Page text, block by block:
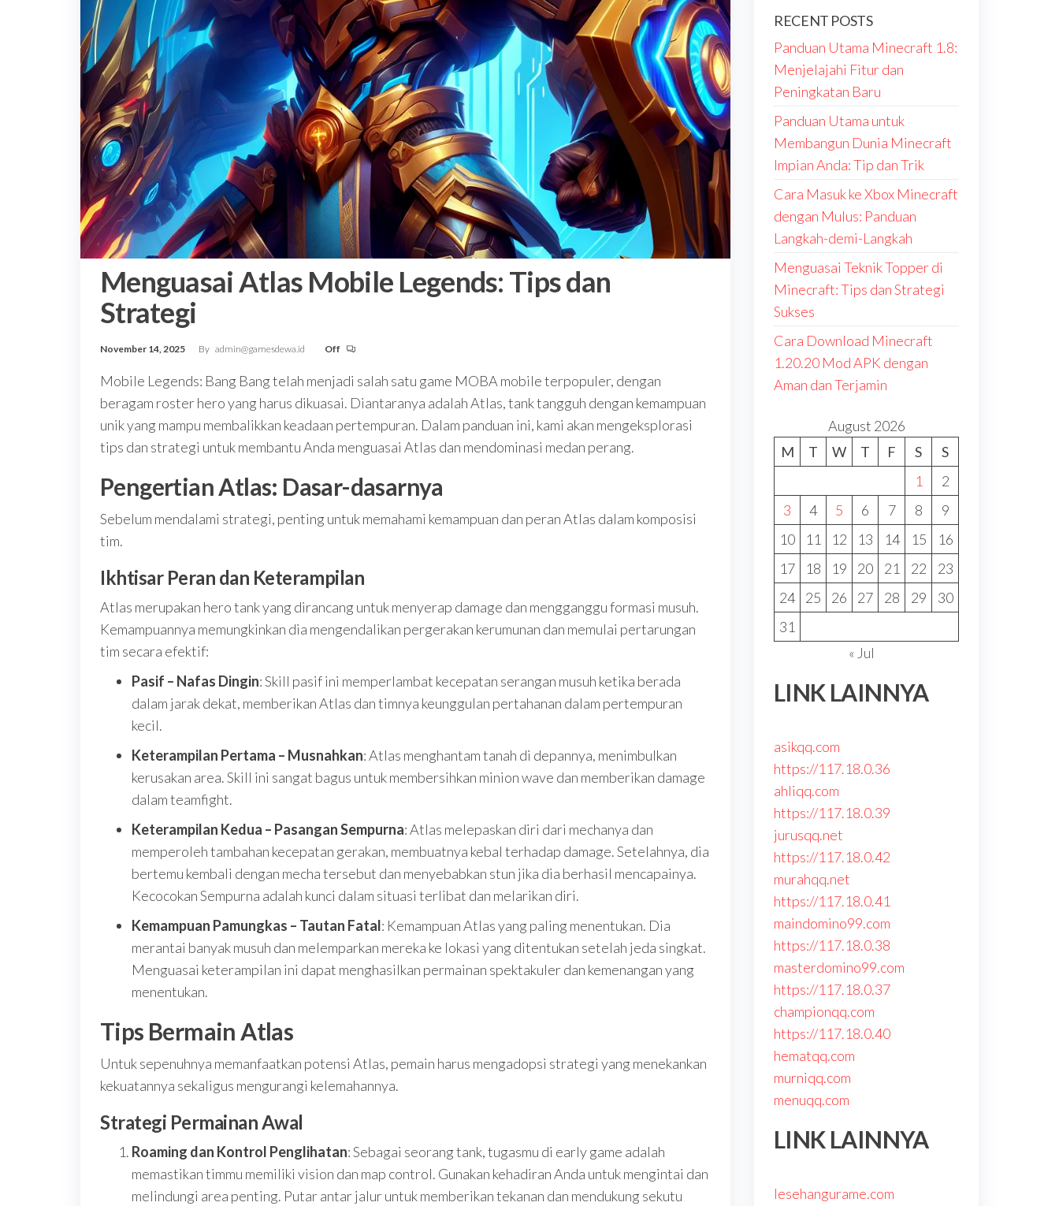
Menguasai Atlas Mobile Legends: Tips dan
Strategi
November 14, 2025 By admin@gamesdewa.id Off
Mobile Legends: Bang Bang telah menjadi salah satu game MOBA mobile terpopuler, dengan
beragam roster hero yang harus dikuasai. Diantaranya adalah Atlas, tank tangguh dengan kemampuan
unik yang mampu membalikkan keadaan pertempuran. Dalam panduan ini, kami akan mengeksplorasi
tips dan strategi untuk membantu Anda menguasai Atlas dan mendominasi medan perang.
Pengertian Atlas: Dasar-dasarnya
Sebelum mendalami strategi, penting untuk memahami kemampuan dan peran Atlas dalam komposisi
tim.
Ikhtisar Peran dan Keterampilan
Atlas merupakan hero tank yang dirancang untuk menyerap damage dan mengganggu formasi musuh.
Kemampuannya memungkinkan dia mengendalikan pergerakan kerumunan dan memulai pertarungan
tim secara efektif:
Pasif – Nafas Dingin: Skill pasif ini memperlambat kecepatan serangan musuh ketika berada
dalam jarak dekat, memberikan Atlas dan timnya keunggulan pertahanan dalam pertempuran
kecil.
Keterampilan Pertama – Musnahkan: Atlas menghantam tanah di depannya, menimbulkan
kerusakan area. Skill ini sangat bagus untuk membersihkan minion wave dan memberikan damage
dalam teamfight.
Keterampilan Kedua – Pasangan Sempurna: Atlas melepaskan diri dari mechanya dan
memperoleh tambahan kecepatan gerakan, membuatnya kebal terhadap damage. Setelahnya, dia
bertemu kembali dengan mecha tersebut dan menyebabkan stun jika dia berhasil mencapainya.
Kecocokan Sempurna adalah kunci dalam situasi terlibat dan melarikan diri.
Kemampuan Pamungkas – Tautan Fatal: Kemampuan Atlas yang paling menentukan. Dia
merantai banyak musuh dan melemparkan mereka ke lokasi yang ditentukan setelah jeda singkat.
Menguasai keterampilan ini dapat menghasilkan permainan spektakuler dan kemenangan yang
menentukan.
Tips Bermain Atlas
Untuk sepenuhnya memanfaatkan potensi Atlas, pemain harus mengadopsi strategi yang menekankan
kekuatannya sekaligus mengurangi kelemahannya.
Strategi Permainan Awal
Roaming dan Kontrol Penglihatan: Sebagai seorang tank, tugasmu di early game adalah
memastikan timmu memiliki vision dan map control. Gunakan kehadiran Anda untuk mengintai dan
melindungi area penting. Putar antar jalur untuk memberikan tekanan dan mendukung sekutu
RECENT POSTS
Panduan Utama Minecraft 1.8:
Menjelajahi Fitur dan
Peningkatan Baru
Panduan Utama untuk
Membangun Dunia Minecraft
Impian Anda: Tip dan Trik
Cara Masuk ke Xbox Minecraft
dengan Mulus: Panduan
Langkah-demi-Langkah
Menguasai Teknik Topper di
Minecraft: Tips dan Strategi
Sukses
Cara Download Minecraft
1.20.20 Mod APK dengan
Aman dan Terjamin
August 2026
M
T W T F S
S
1
2
3
4 5 6 7 8
9
10
11 12 13 14 15
16
17
18 19 20 21 22
23
24
25 26 27 28 29
30
31
« Jul
LINK LAINNYA
asikqq.com
https://117.18.0.36
ahliqq.com
https://117.18.0.39
jurusqq.net
https://117.18.0.42
murahqq.net
https://117.18.0.41
maindomino99.com
https://117.18.0.38
masterdomino99.com
https://117.18.0.37
championqq.com
https://117.18.0.40
hematqq.com
murniqq.com
menuqq.com
LINK LAINNYA
lesehangurame.com